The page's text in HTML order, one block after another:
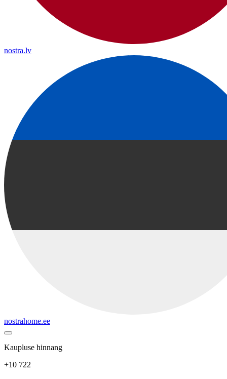
nostra.lv
nostrahome.ee
Kaupluse hinnang
+10 722